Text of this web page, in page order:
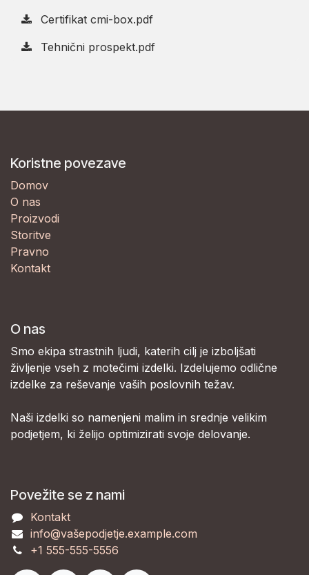
Certifikat cmi-box.pdf
Tehnični prospekt.pdf
Koristne povezave
Domov
O nas
Proizvodi
Storitve
Pravno
Kontakt
O nas
Smo ekipa strastnih ljudi, katerih cilj je izboljšati
življenje vseh z motečimi izdelki. Izdelujemo odlične
izdelke za reševanje vaših poslovnih težav.
Naši izdelki so namenjeni malim in srednje velikim
podjetjem, ki želijo optimizirati svoje delovanje.
Povežite se z nami
Kontakt
info@vašepodjetje.example.com
+1 555-555-5556